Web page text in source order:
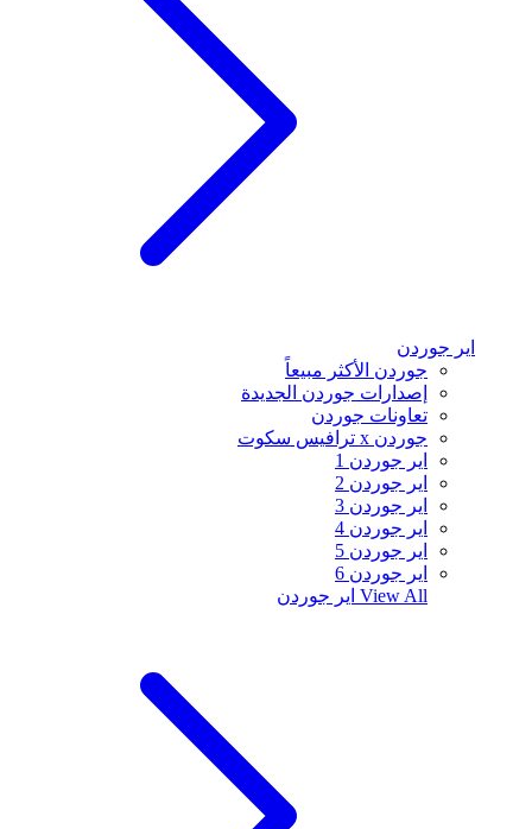
اير جوردن
جوردن الأكثر مبيعاً
إصدارات جوردن الجديدة
تعاونات جوردن
جوردن x ترافيس سكوت
اير جوردن 1
اير جوردن 2
اير جوردن 3
اير جوردن 4
اير جوردن 5
اير جوردن 6
View All اير جوردن